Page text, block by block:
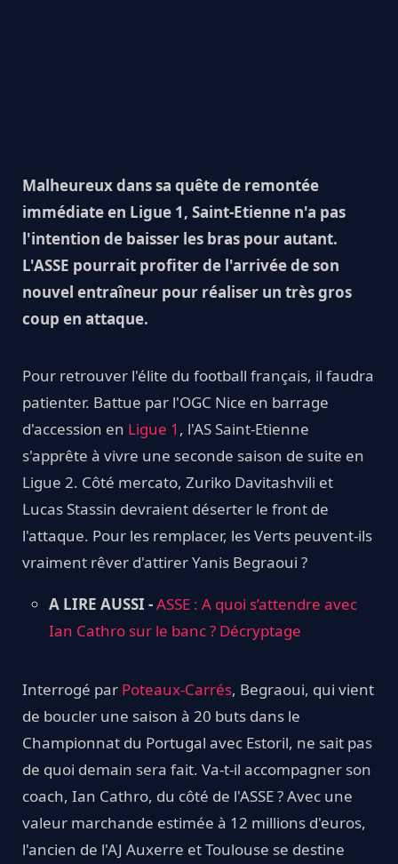
Malheureux dans sa quête de remontée
immédiate en Ligue 1, Saint-Etienne n'a pas
l'intention de baisser les bras pour autant.
L'ASSE pourrait profiter de l'arrivée de son
nouvel entraîneur pour réaliser un très gros
coup en attaque.
Pour retrouver l'élite du football français, il faudra
patienter. Battue par l'OGC Nice en barrage
d'accession en Ligue 1 , l'AS Saint-Etienne
s'apprête à vivre une seconde saison de suite en
Ligue 2. Côté mercato, Zuriko Davitashvili et
Lucas Stassin devraient déserter le front de
l'attaque. Pour les remplacer, les Verts peuvent-ils
vraiment rêver d'attirer Yanis Begraoui ?
A LIRE AUSSI -ASSE : A quoi s’attendre avec
Ian Cathro sur le banc ? Décryptage
Interrogé par Poteaux-Carrés, Begraoui, qui vient
de boucler une saison à 20 buts dans le
Championnat du Portugal avec Estoril, ne sait pas
de quoi demain sera fait. Va-t-il accompagner son
coach, Ian Cathro, du côté de l'ASSE ? Avec une
valeur marchande estimée à 12 millions d'euros,
l'ancien de l'AJ Auxerre et Toulouse se destine